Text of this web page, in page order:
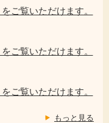
ご覧いただけます。
ご覧いただけます。
ご覧いただけます。
もっと見る